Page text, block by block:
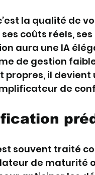
la qualité de
coûts réels,
aura une IA
de gestion
propres, il
de
souvent traité
de maturité